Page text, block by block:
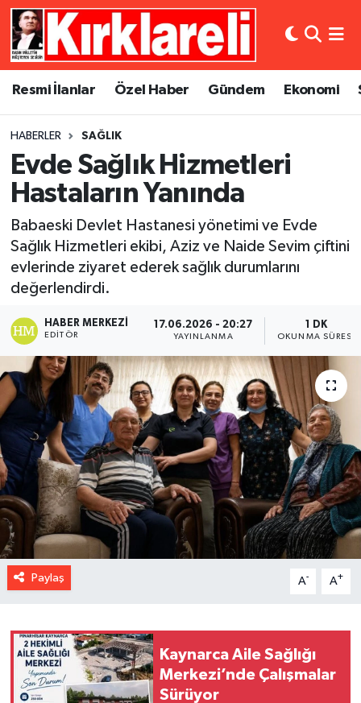
Resmi İlanlar Özel Haber Gündem Ekonomi
HABERLER SAĞLIK
Evde Sağlık Hizmetleri
Hastaların Yanında
Babaeski Devlet Hastanesi yönetimi ve Evde
Sağlık Hizmetleri ekibi, Aziz ve Naide Sevim çiftini
evlerinde ziyaret ederek sağlık durumlarını
değerlendirdi.
HABER MERKEZI
EDITÖR
17.06.2026 - 20:27
YAYINLANMA
1 DK
OKUNMA SÜRESI
Paylaş A- A+
Kaynarca Aile Sağlığı
Merkezi’nde Çalışmalar
Sürüyor
Resmi İlanlar
Gündem
Ekonomi
Siyaset
Spor
Asayiş
Dünya
Eğitim
Kültür Sanat
Magazin
Künye
Gizlilik Sözleşmesi
Merkez Nöbetçi Eczaneler
Merkez Trafik Yoğunluk Haritası
Süper Lig Puan Durumu ve Fikstür
Tüm Manşetler
Son Dakika Haberleri